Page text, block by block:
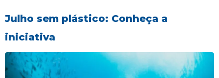
Julho sem plástico: Conheça a
iniciativa